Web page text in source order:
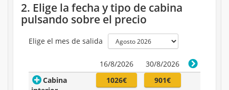
2. Elige la fecha y tipo de cabina
pulsando sobre el precio
Elige el mes de salida
16/8/2026
30/8/2026
Cabina
1026€ 901€